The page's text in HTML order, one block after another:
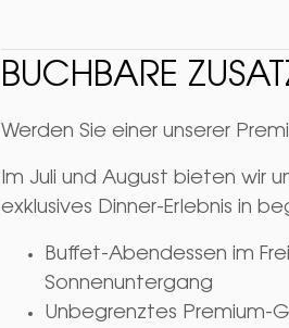
BUCHBARE
Werden Sie einer unserer
Im Juli und August bieten wir
exklusives Dinner-Erlebnis in
Buffet-Abendessen im
Sonnenuntergang
Unbegrenztes Premium-